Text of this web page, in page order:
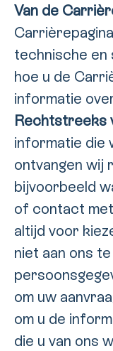
Van de
technische
hoe u de
informatie
Rechtstreeks
informatie die
ontvangen wij
bijvoorbeeld
of contact
altijd voor
niet aan ons
om uw
om u de
die u van ons